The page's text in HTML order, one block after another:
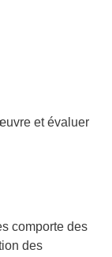
et évaluer
comporte des
des